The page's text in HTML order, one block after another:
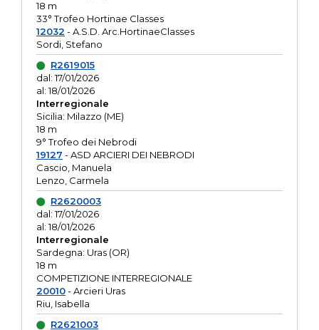
18 m
33° Trofeo Hortinae Classes
12032 - A.S.D. Arc.HortinaeClasses
Sordi, Stefano
R2619015
dal: 17/01/2026
al: 18/01/2026
Interregionale
Sicilia: Milazzo (ME)
18 m
9° Trofeo dei Nebrodi
19127 - ASD ARCIERI DEI NEBRODI
Cascio, Manuela
Lenzo, Carmela
R2620003
dal: 17/01/2026
al: 18/01/2026
Interregionale
Sardegna: Uras (OR)
18 m
COMPETIZIONE INTERREGIONALE
20010- Arcieri Uras
Riu, Isabella
R2621003